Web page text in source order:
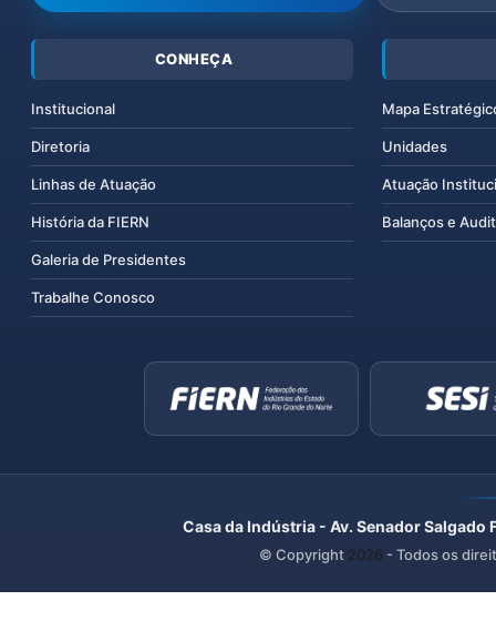
CONHEÇA
Institucional
Diretoria
Linhas de Atuação
História da FIERN
Galeria de Presidentes
Trabalhe Conosco
Mapa
Unidades
Atuação
Balanços e
Casa da Indústria - Av. Senador
© Copyright 2026 - Todos os